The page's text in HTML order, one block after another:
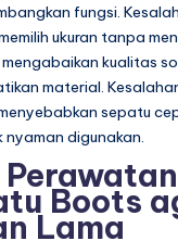
fungsi.
ukuran tanpa
kualitas
material.
sepatu
digunakan.
Boots
Lama